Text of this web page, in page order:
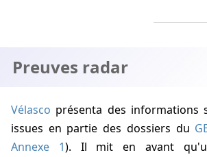
Preuves radar
Vélasco présenta des informations
issues en partie des dossiers du
Annexe 1). Il mit en avant